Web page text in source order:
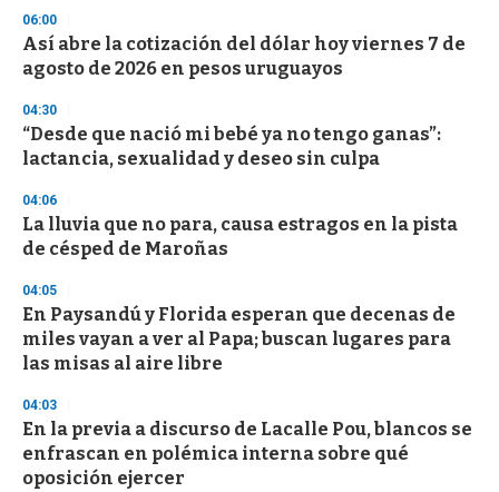
3
s
c
n
d
s
06:00
Así abre la cotización del dólar hoy viernes 7 de
agosto de 2026 en pesos uruguayos
04:30
“Desde que nació mi bebé ya no tengo ganas”:
lactancia, sexualidad y deseo sin culpa
04:06
La lluvia que no para, causa estragos en la pista
de césped de Maroñas
04:05
En Paysandú y Florida esperan que decenas de
miles vayan a ver al Papa; buscan lugares para
las misas al aire libre
04:03
En la previa a discurso de Lacalle Pou, blancos se
enfrascan en polémica interna sobre qué
oposición ejercer